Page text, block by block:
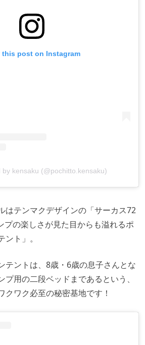
this post on Instagram
by kensaku (@pochitto.kensaku)
はテンマクデザインの「サーカス72
プの楽しさが見た目からも溢れるポ
ト」。
テントは、8歳・6歳の息子さんとな
プ用の二段ベッドまであるという、
クワク必至の秘密基地です！